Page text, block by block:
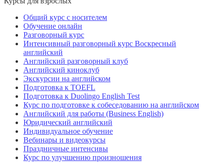
Общий курс с носителем
Обучение онлайн
Разговорный курс
Интенсивный разговорный курс Воскресный
английский
Английский разговорный клуб
Английский киноклуб
Экскурсии на английском
Подготовка к TOEFL
Подготовка к Duolingo English Test
Курс по подготовке к собеседованию на английском
Английский для работы (Business English)
Юридический английский
Индивидуальное обучение
Вебинары и видеокурсы
Праздничные интенсивы
Курс по улучшению произношения